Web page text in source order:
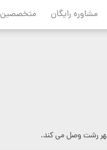
مشاوره رایگان متخصصین
رشت وصل می کند.